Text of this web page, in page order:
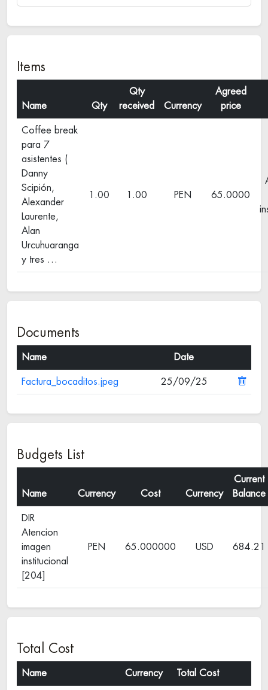
Items
Name Qty
Qty
received
Currency
Agreed
price
Coffee break
para 7
asistentes (
Danny
Scipión,
Alexander
Laurente,
Alan
Urcuhuaranga
y tres …
1.00 1.00 PEN 65.0000
Documents
Name Date
Factura_bocaditos.jpeg 25/09/25
Budgets List
Name Currency Cost Currency
Current
Balance
DIR
Atencion
imagen
institucional
[204]
PEN 65.000000 USD 684.21
Total Cost
Name Currency Total Cost